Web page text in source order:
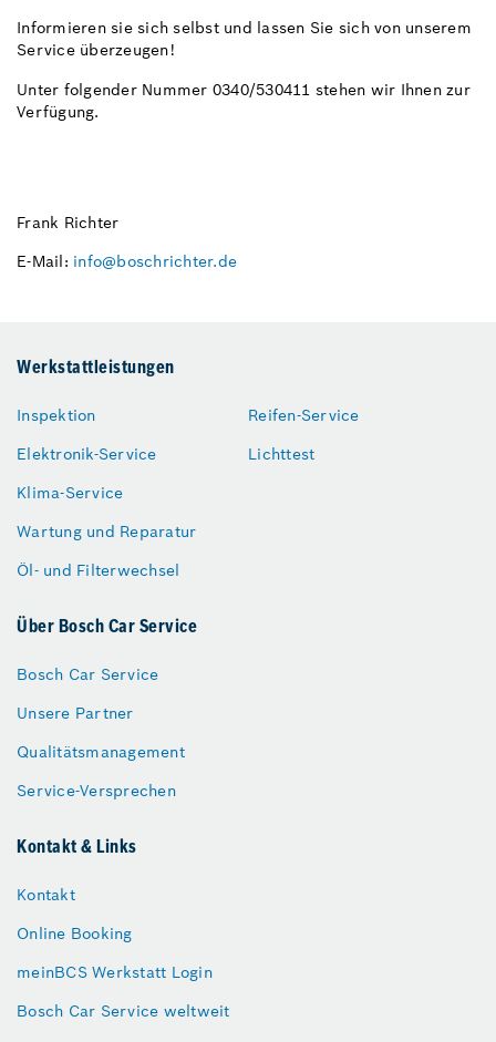
Informieren sie sich selbst und lassen Sie sich von unserem
Service überzeugen!
Unter folgender Nummer 0340/530411 stehen wir Ihnen zur
Verfügung.
Frank Richter
E-Mail: info@boschrichter.de
Werkstattleistungen
Inspektion
Elektronik-Service
Klima-Service
Wartung und Reparatur
Öl- und Filterwechsel
Reifen-Service
Lichttest
Über Bosch Car Service
Bosch Car Service
Unsere Partner
Qualitätsmanagement
Service-Versprechen
Kontakt & Links
Kontakt
Online Booking
meinBCS Werkstatt Login
Bosch Car Service weltweit